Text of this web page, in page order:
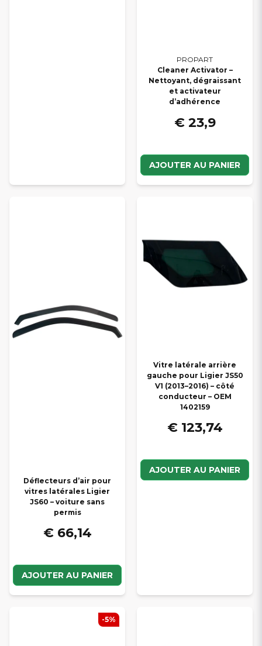
PROPART
Cleaner Activator –
Nettoyant, dégraissant
et activateur
d’adhérence
€ 23,9
AJOUTER AU PANIER
Déflecteurs d’air pour
vitres latérales Ligier
JS60 – voiture sans
permis
€ 66,14
AJOUTER AU PANIER
Vitre latérale arrière
gauche pour Ligier JS50
V1 (2013–2016) – côté
conducteur – OEM
1402159
€ 123,74
AJOUTER AU PANIER
-5%